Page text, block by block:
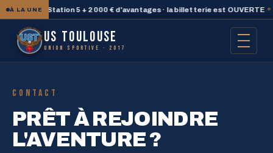
À LA UNE
une PlayStation 5 + 2 000 € d'avantages · la billetterie est OUVERTE ◆
US TOULOUSE
UNION SPORTIVE · 2017
CONTACT
PRÊT À REJOINDRE
L'AVENTURE ?